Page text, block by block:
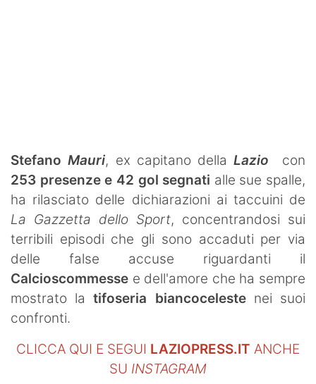
StefanoMauri, ex capitano dellaLazio con
253 presenze e 42 gol segnati alle sue spalle,
ha rilasciato delle dichiarazioni ai taccuini de
La Gazzetta dello Sport, concentrandosi sui
terribili episodi che gli sono accaduti per via
delle false accuse riguardanti il
Calcioscommesse e dell'amore che ha sempre
mostrato latifoseria biancocelestenei suoi
confronti.
CLICCA QUI E SEGUI LAZIOPRESS.IT ANCHE
SU INSTAGRAM